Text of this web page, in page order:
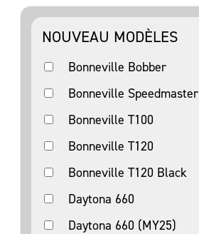
NOUVEAU MODÈLES
Bonneville Bobber
Bonneville Speedmaster
Bonneville T100
Bonneville T120
Bonneville T120 Black
Daytona 660
Daytona 660 (MY25)